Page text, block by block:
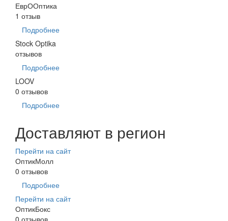
ЕврООптика
1 отзыв
Подробнее
Stock Optika
отзывов
Подробнее
LOOV
0 отзывов
Подробнее
Доставляют в регион
Перейти на сайт
ОптикМолл
0 отзывов
Подробнее
Перейти на сайт
ОптикБокс